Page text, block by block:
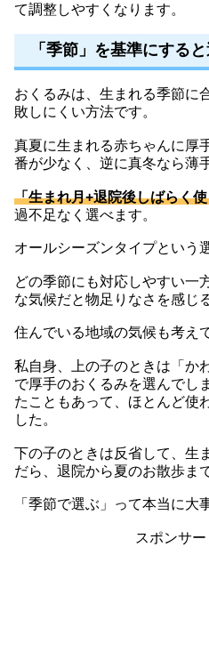
て調整しやすくなります。
「季節」を基準にする
おくるみは、生まれる季節に
敗しにくい方法です。
真夏に生まれる赤ちゃんに厚
番が少なく、逆に真冬なら薄
「生まれ月+退院後しばらく
過不足なく選べます。
オールシーズンタイプという
どの季節にも対応しやすい一
な気候だと物足りなさを感じ
住んでいる地域の気候も考え
私自身、上の子のときは「か
で厚手のおくるみを選んでし
たこともあって、ほとんど使
した。
下の子のときは反省して、生
だら、退院から夏のお散歩ま
「季節で選ぶ」って本当に大
スポンサ